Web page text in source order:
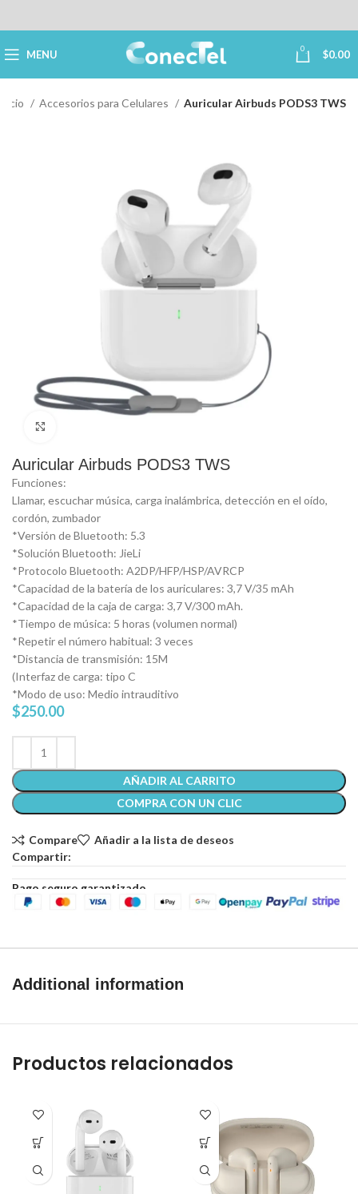
MENU 0 $0.00
Accesorios para Celulares Auricular Airbuds PODS3 TWS
Auricular Airbuds PODS3 TWS
Funciones:
Llamar, escuchar música, carga inalámbrica, detección en el oído,
cordón, zumbador
*Versión de Bluetooth: 5.3
*Solución Bluetooth: JieLi
*Protocolo Bluetooth: A2DP/HFP/HSP/AVRCP
*Capacidad de la batería de los auriculares: 3,7 V/35 mAh
*Capacidad de la caja de carga: 3,7 V/300 mAh.
*Tiempo de música: 5 horas (volumen normal)
*Repetir el número habitual: 3 veces
*Distancia de transmisión: 15M
(Interfaz de carga: tipo C
*Modo de uso: Medio intrauditivo
$250.00
AÑADIR AL CARRITO
COMPRA CON UN CLIC
Compare
Añadir a la lista de deseos
Compartir:
Pago seguro garantizado
Additional information
Productos relacionados